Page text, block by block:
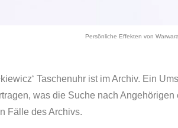
Persönliche Effekten von
Taschenuhr ist im Archiv. Ein
was die Suche nach
Fälle des Archivs.